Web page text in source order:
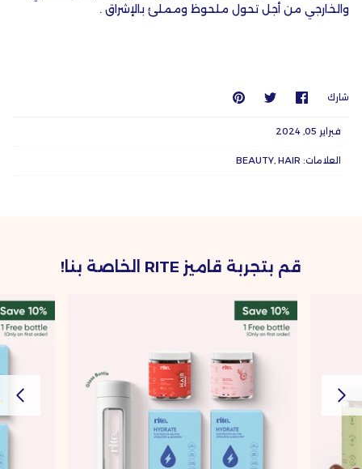
والخارجي من أجل تحول ملحوظ ومملئ بالإشراق .
شارك
شارك
على
انشر
يعلق
فبراير 05, 2024
العلامات: BEAUTY HAIR
قم بتجربة قاميز RITE الخاصة بنا!